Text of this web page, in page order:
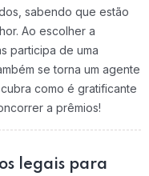
sabendo que estão
Ao escolher a
participa de uma
se torna um agente
como é gratificante
a prêmios!
legais para